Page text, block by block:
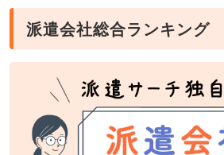
派遣会社総合ランキング